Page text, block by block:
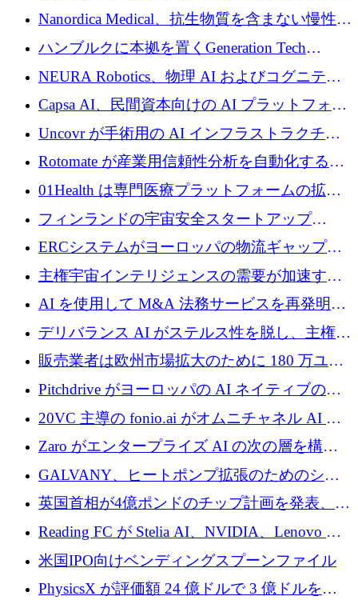
入を拡大するために 1,200 万ユーロを確保
Nanordica Medical、抗生物質を含まない慢性創
傷治療薬を市場に投入するために 160 万ユー
ロを調達
ハンブルクに本拠を置くGeneration Tech
Partnersが5,000万ユーロのAIロールアップファ
NEURA Robotics、物理 AI およびコグニティ
ブ ロボティクス プラットフォームを拡張する
ためにシリーズ C で最大 14 億ドルを確保
Capsa AI、民間資本向けの AI プラットフォー
ムを拡大するために 1,800 万ドルを調達
Uncovr が手術用の AI インフラストラクチャ
を構築するために 700 万ドルを調達
Rotomate が産業用信頼性分析を自動化するた
めに 210 万ユーロを調達
01Health は専門医療プラットフォームの拡大
に 1,500 万ドルを確保
フィンランドの宇宙安全スタートアップ
Aavuus が、スペースデブリ追跡に取り組むプ
レシード資金を獲得
ERCシステムがヨーロッパの物流ギャップを
埋めるために設計された重量物運搬用eVTOL
であるVictorを発表
主権宇宙インテリジェンスの需要が加速する
中、ICEYEは評価額100億ユーロ以上で4億
5,000万ユーロを調達
AI を使用して M&A 法務サービスを再発明す
るために 110 万ユーロを適切に確保
デリバランス AI がステルス性を脱し、主権の
あるエンタープライズ AI を強化
販売業者は欧州市場拡大のために 180 万ユー
ロを確保
Pitchdrive がヨーロッパの AI ネイティブの創
業者を支援するために 6,000 万ユーロを調達
20VC 主導の fonio.ai がオムニチャネル AI プ
ラットフォームのために 1,700 万ドルを調達
Zaro がエンタープライズ AI の次の層を構築
するために 510 万ドルを獲得
GALVANY、ヒートポンプ拡張のためのシー
ドラウンドで1,000万ユーロを確保
英国首相が4億ポンドのチップ計画を発表、英
国の新興企業は「ここで拡大」し「ここに留
まる」
Reading FC が Stelia AI、NVIDIA、Lenovo と
協力して AI Center of Excellence を立ち上げ
米国IPO向けベンディングスプーンファイル
PhysicsX が評価額 24 億ドルで 3 億ドルを調